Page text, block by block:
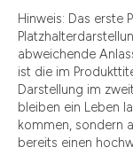
Hinweis: Das erste
abweichende
ist die im
Darstellung im
bleiben ein Leben
kommen, sondern
bereits einen